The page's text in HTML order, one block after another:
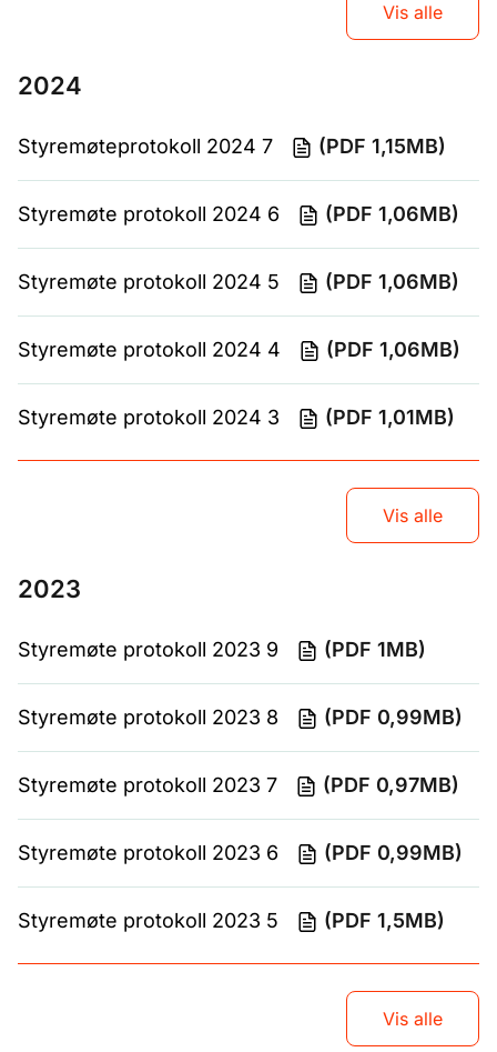
Vis alle
2024
Styremøteprotokoll 2024 7 (PDF 1,15MB)
Styremøte protokoll 2024 6 (PDF 1,06MB)
Styremøte protokoll 2024 5 (PDF 1,06MB)
Styremøte protokoll 2024 4 (PDF 1,06MB)
Styremøte protokoll 2024 3 (PDF 1,01MB)
Vis alle
2023
Styremøte protokoll 2023 9 (PDF 1MB)
Styremøte protokoll 2023 8 (PDF 0,99MB)
Styremøte protokoll 2023 7 (PDF 0,97MB)
Styremøte protokoll 2023 6 (PDF 0,99MB)
Styremøte protokoll 2023 5 (PDF 1,5MB)
Vis alle